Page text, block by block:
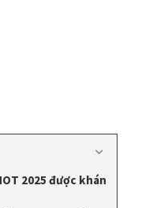
2025 được khán